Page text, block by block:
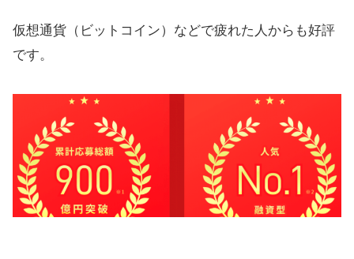
仮想通貨（ビットコイン）などで疲れた人からも好評
です。